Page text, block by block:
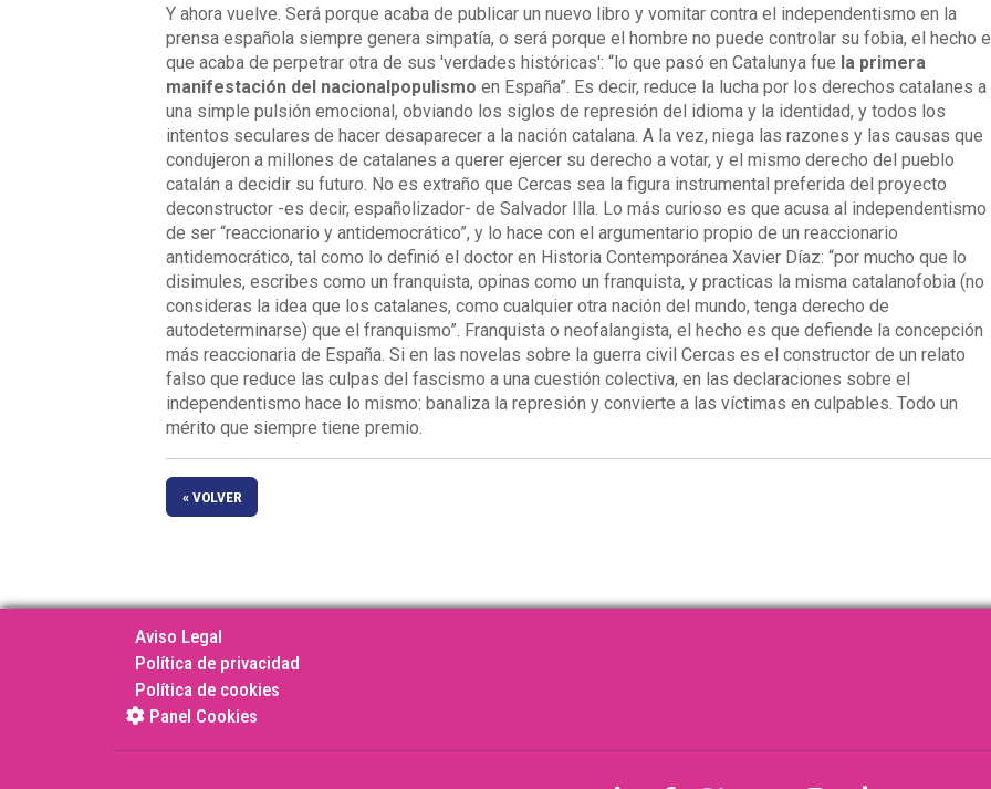
Y ahora vuelve. Será porque acaba de publicar un nuevo libro y vomitar contra el independentismo en la
prensa española siempre genera simpatía, o será porque el hombre no puede controlar su fobia, el hecho
que acaba de perpetrar otra de sus 'verdades históricas': “lo que pasó en Catalunya fue la primera
manifestación del nacionalpopulismo en España”. Es decir, reduce la lucha por los derechos catalanes a
una simple pulsión emocional, obviando los siglos de represión del idioma y la identidad, y todos los
intentos seculares de hacer desaparecer a la nación catalana. A la vez, niega las razones y las causas que
condujeron a millones de catalanes a querer ejercer su derecho a votar, y el mismo derecho del pueblo
catalán a decidir su futuro. No es extraño que Cercas sea la figura instrumental preferida del proyecto
deconstructor -es decir, españolizador- de Salvador Illa. Lo más curioso es que acusa al independentismo
de ser “reaccionario y antidemocrático”, y lo hace con el argumentario propio de un reaccionario
antidemocrático, tal como lo definió el doctor en Historia Contemporánea Xavier Díaz: “por mucho que lo
disimules, escribes como un franquista, opinas como un franquista, y practicas la misma catalanofobia (no
consideras la idea que los catalanes, como cualquier otra nación del mundo, tenga derecho de
autodeterminarse) que el franquismo”. Franquista o neofalangista, el hecho es que defiende la concepción
más reaccionaria de España. Si en las novelas sobre la guerra civil Cercas es el constructor de un relato
falso que reduce las culpas del fascismo a una cuestión colectiva, en las declaraciones sobre el
independentismo hace lo mismo: banaliza la represión y convierte a las víctimas en culpables. Todo un
mérito que siempre tiene premio.
« VOLVER
Aviso Legal
Política de privacidad
Política de cookies
Panel Cookies